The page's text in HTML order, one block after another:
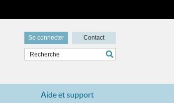
Se connecter Contact
Aide et support